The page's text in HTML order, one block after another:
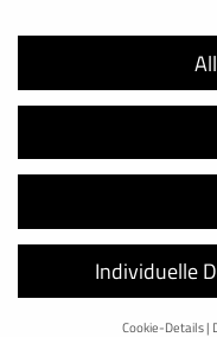
Unsere weiteren
Individuelle
Cookie-Details